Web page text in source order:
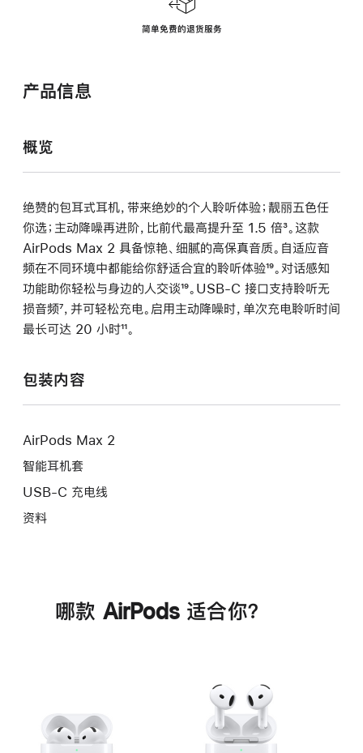
简单免费的退货服务
产品信息
概览
绝赞的包耳式耳机，带来绝妙的个人聆听体验；靓丽五色任
你选；主动降噪再进阶，比前代最高提升至 1.5 倍脚
注
³。这款
AirPods Max 2 具备惊艳、细腻的高保真音质。自适应音
频在不同环境中都能给你舒适合宜的聆听体验脚
注
¹⁹。对话感知
功能助你轻松与身边的人交谈脚
注
¹⁹。USB-C 接口支持聆听无
损音频脚
注
⁷，并可轻松充电。启用主动降噪时，单次充电聆听时间
最长可达 20 小时脚
¹¹。
包装内容
AirPods Max 2
智能耳机套
USB-C 充电线
资料
哪款 AirPods 适合你？